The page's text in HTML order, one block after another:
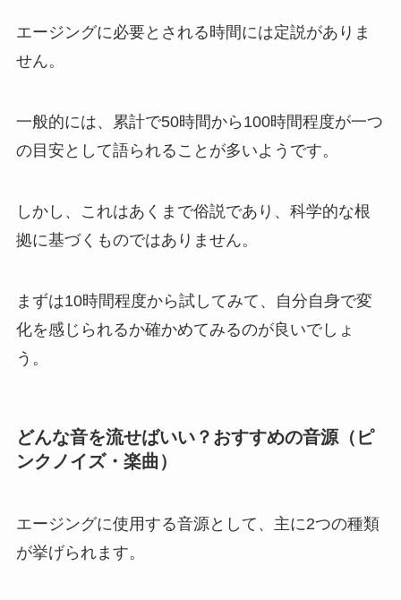
エージングに必要とされる時間には定説がありま
せん。
一般的には、累計で50時間から100時間程度が一つ
の目安として語られることが多いようです。
しかし、これはあくまで俗説であり、科学的な根
拠に基づくものではありません。
まずは10時間程度から試してみて、自分自身で変
化を感じられるか確かめてみるのが良いでしょ
う。
どんな音を流せばいい？おすすめの音源（ピ
ンクノイズ・楽曲）
エージングに使用する音源として、主に2つの種類
が挙げられます。